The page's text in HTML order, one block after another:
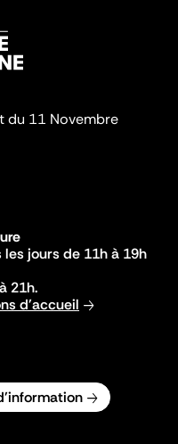
du 11 Novembre
jours de 11h à 19h
21h.
d'accueil